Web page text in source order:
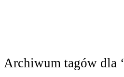
Archiwum tagów dla